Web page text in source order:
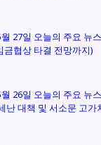
27일 오늘의 주요 뉴
금협상 타결 전망까지)
26일 오늘의 주요 뉴
난 대책 및 서소문 고가